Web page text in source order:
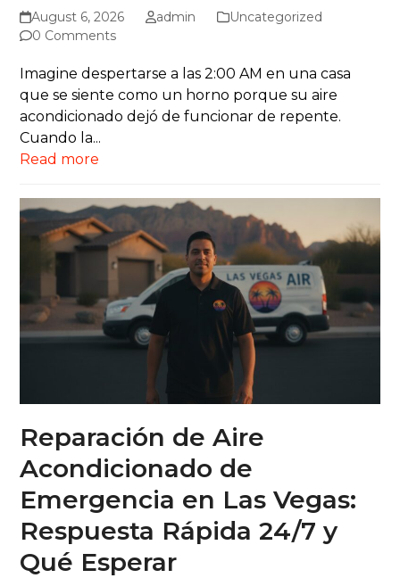
August 6, 2026 admin
Uncategorized
0 Comments
Imagine despertarse a las 2:00 AM en una casa
que se siente como un horno porque su aire
acondicionado dejó de funcionar de repente.
Cuando la...
Read more
Reparación de Aire
Acondicionado de
Emergencia en Las Vegas:
Respuesta Rápida 24/7 y
Qué Esperar